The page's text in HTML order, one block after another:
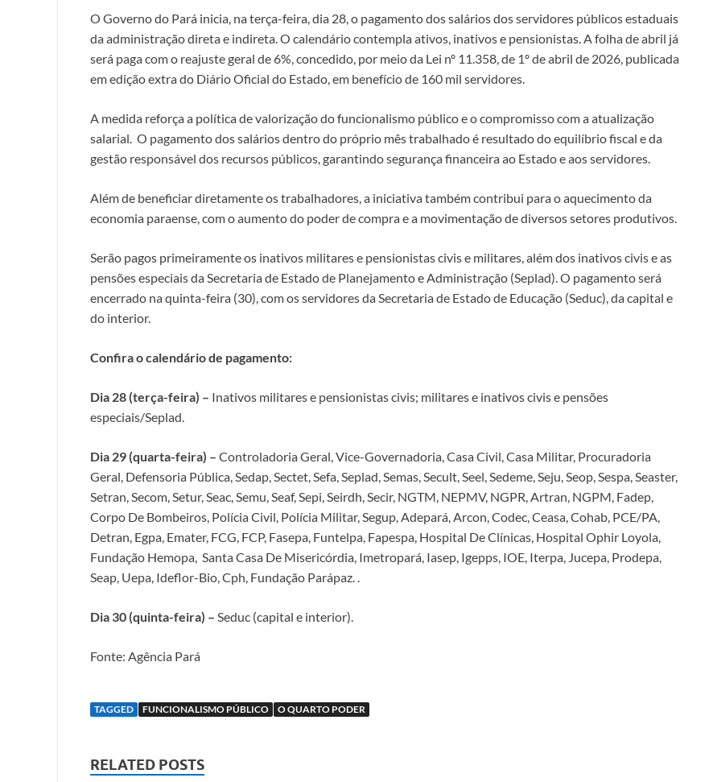
O Governo do Pará inicia, na terça-feira, dia 28, o pagamento dos salários dos servidores públicos estaduais
da administração direta e indireta. O calendário contempla ativos, inativos e pensionistas. A folha de abril já
será paga com o reajuste geral de 6%, concedido, por meio da Lei nº 11.358, de 1º de abril de 2026, publicada
em edição extra do Diário Oficial do Estado, em benefício de 160 mil servidores.
A medida reforça a política de valorização do funcionalismo público e o compromisso com a atualização
salarial. O pagamento dos salários dentro do próprio mês trabalhado é resultado do equilíbrio fiscal e da
gestão responsável dos recursos públicos, garantindo segurança financeira ao Estado e aos servidores.
Além de beneficiar diretamente os trabalhadores, a iniciativa também contribui para o aquecimento da
economia paraense, com o aumento do poder de compra e a movimentação de diversos setores produtivos.
Serão pagos primeiramente os inativos militares e pensionistas civis e militares, além dos inativos civis e as
pensões especiais da Secretaria de Estado de Planejamento e Administração (Seplad). O pagamento será
encerrado na quinta-feira (30), com os servidores da Secretaria de Estado de Educação (Seduc), da capital e
do interior.
Confira o calendário de pagamento:
Dia 28 (terça-feira) – Inativos militares e pensionistas civis; militares e inativos civis e pensões
especiais/Seplad.
Dia 29 (quarta-feira) – Controladoria Geral, Vice-Governadoria, Casa Civil, Casa Militar, Procuradoria
Geral, Defensoria Pública, Sedap, Sectet, Sefa, Seplad, Semas, Secult, Seel, Sedeme, Seju, Seop, Sespa, Seaster,
Setran, Secom, Setur, Seac, Semu, Seaf, Sepi, Seirdh, Secir, NGTM, NEPMV, NGPR, Artran, NGPM, Fadep,
Corpo De Bombeiros, Polícia Civil, Polícia Militar, Segup, Adepará, Arcon, Codec, Ceasa, Cohab, PCE/PA,
Detran, Egpa, Emater, FCG, FCP, Fasepa, Funtelpa, Fapespa, Hospital De Clínicas, Hospital Ophir Loyola,
Fundação Hemopa, Santa Casa De Misericórdia, Imetropará, Iasep, Igepps, IOE, Iterpa, Jucepa, Prodepa,
Seap, Uepa, Ideflor-Bio, Cph, Fundação Parápaz. .
Dia 30 (quinta-feira) – Seduc (capital e interior).
Fonte: Agência Pará
TAGGED FUNCIONALISMO PÚBLICO O QUARTO PODER
RELATED POSTS